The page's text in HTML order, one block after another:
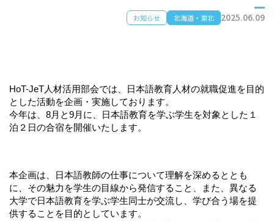
お知らせ 北海道・東北 2025.06.09
HoT-JeT人材活用部会では、日本語教育人材の就職促進を目的
とした活動を企画・実施しております。
今年は、8月と9月に、日本語教育を学ぶ学生を対象とした１
泊２日の合宿を開催いたします。
本企画は、日本語教師の仕事について理解を深めるととも
に、その魅力を学生の目線から発信すること、また、異なる
大学で日本語教育を学ぶ学生同士が交流し、学び合う場を提
供することを目的としています。